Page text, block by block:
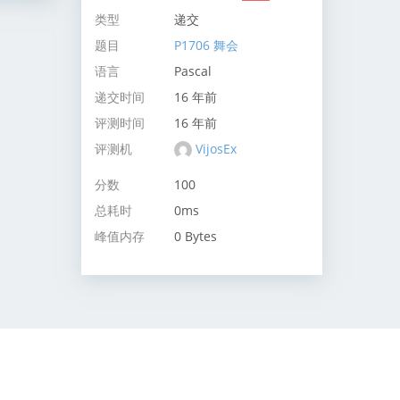
类型
递交
题目
P1706 舞会
语言
Pascal
递交时间
16 年前
评测时间
16 年前
评测机
VijosEx
分数
100
总耗时
0ms
峰值内存
0 Bytes